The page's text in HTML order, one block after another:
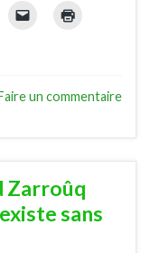
Faire un commentaire
Zarroûq
sans